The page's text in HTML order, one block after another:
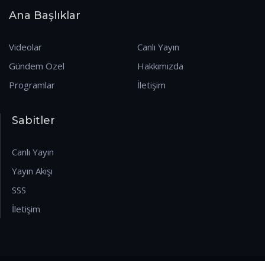
Ana Başlıklar
Videolar
Gündem Özel
Programlar
Canlı Yayın
Hakkımızda
İletişim
Sabitler
Canlı Yayın
Yayın Akışı
SSS
İletişim